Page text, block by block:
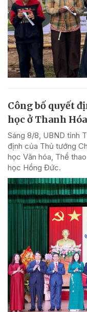
Công bố quyết
học ở Thanh Hóa
Sáng 8/8, UBND tỉnh
định của Thủ tướng
học Văn hóa, Thể
học Hồng Đức.